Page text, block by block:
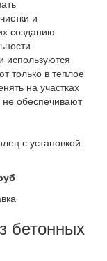
и
созданию
используются
только в теплое
на участках
обеспечивают
бетонных